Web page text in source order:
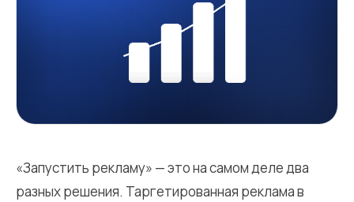
«Запустить рекламу» — это на самом деле два
разных решения. Таргетированная реклама в